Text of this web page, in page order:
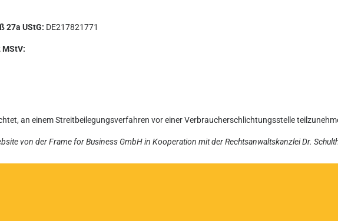
27a UStG: DE217821771
an einem Streitbeilegungsverfahren vor einer Verbraucherschlichtungsstelle
von derFrame for Business GmbHin Kooperation mit derRechtsanwaltskanzlei Dr.